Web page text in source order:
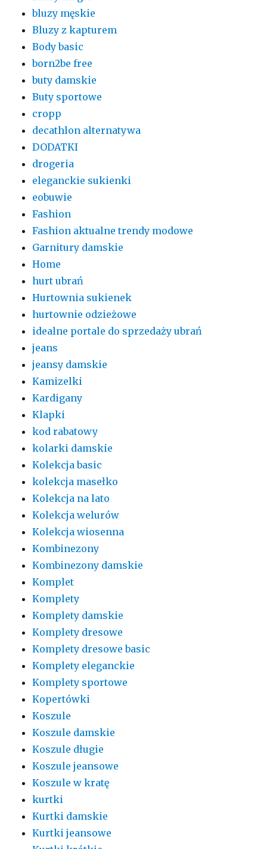
bluzy męskie
Bluzy z kapturem
Body basic
born2be free
buty damskie
Buty sportowe
cropp
decathlon alternatywa
DODATKI
drogeria
eleganckie sukienki
eobuwie
Fashion
Fashion aktualne trendy modowe
Garnitury damskie
Home
hurt ubrań
Hurtownia sukienek
hurtownie odzieżowe
idealne portale do sprzedaży ubrań
jeans
jeansy damskie
Kamizelki
Kardigany
Klapki
kod rabatowy
kolarki damskie
Kolekcja basic
kolekcja masełko
Kolekcja na lato
Kolekcja welurów
Kolekcja wiosenna
Kombinezony
Kombinezony damskie
Komplet
Komplety
Komplety damskie
Komplety dresowe
Komplety dresowe basic
Komplety eleganckie
Komplety sportowe
Kopertówki
Koszule
Koszule damskie
Koszule długie
Koszule jeansowe
Koszule w kratę
kurtki
Kurtki damskie
Kurtki jeansowe